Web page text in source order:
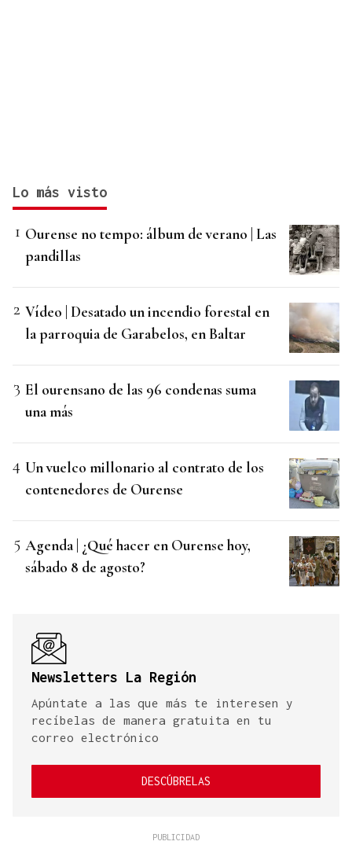
Lo más visto
Ourense no tempo: álbum de verano | Las
pandillas
Vídeo | Desatado un incendio forestal en
la parroquia de Garabelos, en Baltar
El ourensano de las 96 condenas suma
una más
Un vuelco millonario al contrato de los
contenedores de Ourense
Agenda | ¿Qué hacer en Ourense hoy,
sábado 8 de agosto?
Newsletters La Región
Apúntate a las que más te interesen y
recíbelas de manera gratuita en tu
correo electrónico
DESCÚBRELAS